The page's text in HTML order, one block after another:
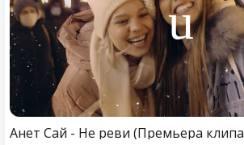
Анет Сай - Не реви (Премьера